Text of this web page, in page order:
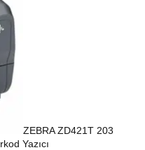
ZEBRA ZD421T 203
Yazıcı